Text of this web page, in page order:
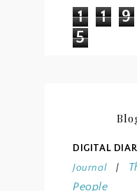
1 1 9
5
DIGITAL
Journal|
People